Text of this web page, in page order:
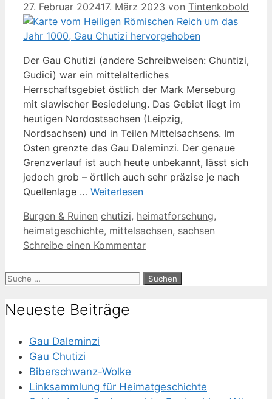
27. Februar 202417. März 2023 von Tintenkobold
Der Gau Chutizi (andere Schreibweisen: Chuntizi,
Gudici) war ein mittelalterliches
Herrschaftsgebiet östlich der Mark Merseburg
mit slawischer Besiedelung. Das Gebiet liegt im
heutigen Nordostsachsen (Leipzig,
Nordsachsen) und in Teilen Mittelsachsens. Im
Osten grenzte das Gau Daleminzi. Der genaue
Grenzverlauf ist auch heute unbekannt, lässt sich
jedoch grob – örtlich auch sehr präzise je nach
Quellenlage … Weiterlesen
Kategorien
Burgen & Ruinen Schlagwörter
chutizi, heimatforschung,
heimatgeschichte, mittelsachsen, sachsen
Schreibe einen Kommentar
Suche
Neueste Beiträge
Gau Daleminzi
Gau Chutizi
Biberschwanz-Wolke
Linksammlung für Heimatgeschichte